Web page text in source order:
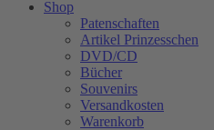
Shop
Patenschaften
Artikel Prinzesschen
DVD/CD
Bücher
Souvenirs
Versandkosten
Warenkorb